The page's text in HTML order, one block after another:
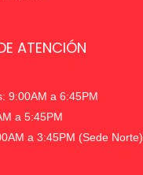
ATENCIÓN
9:00AM a 6:45PM
a 5:45PM
a 3:45PM (Sede Norte)